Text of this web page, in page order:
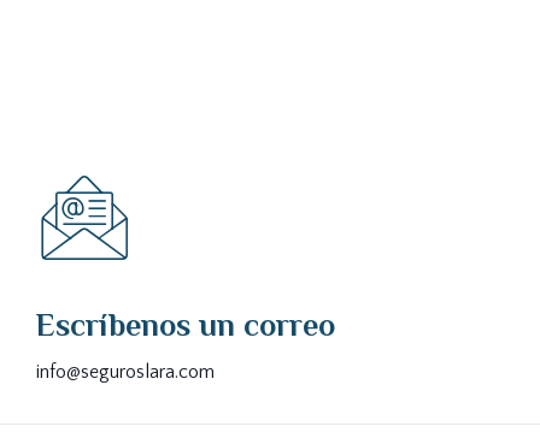
Escríbenos un correo
info@seguroslara.com